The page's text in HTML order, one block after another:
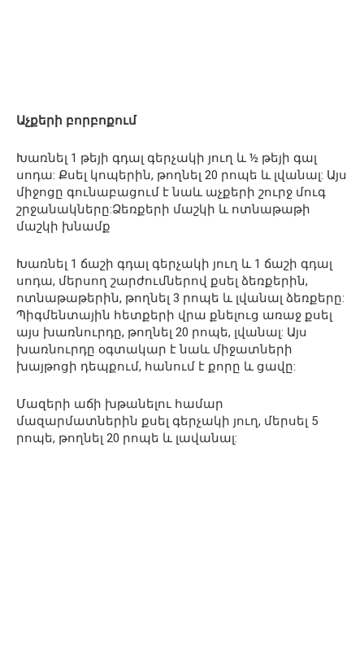
Աչքերի բորբոքում
Խառնել 1 թեյի գդալ գերչակի յուղ և ½ թեյի գալ
սոդա: Քսել կոպերին, թողնել 20 րոպե և լվանալ: Այս
միջոցը գունաբացում է նաև աչքերի շուրջ մուգ
շրջանակները:Ձեռքերի մաշկի և ոտնաթաթի
մաշկի խնամք
Խառնել 1 ճաշի գդալ գերչակի յուղ և 1 ճաշի գդալ
սոդա, մերսող շարժումներով քսել ձեռքերին,
ոտնաթաթերին, թողնել 3 րոպե և լվանալ ձեռքերը:
Պիգմենտային հետքերի վրա քնելուց առաջ քսել
այս խառնուրդը, թողնել 20 րոպե, լվանալ: Այս
խառնուրդը օգտակար է նաև միջատների
խայթոցի դեպքում, հանում է քորը և ցավը:
Մազերի աճի խթանելու համար
մազարմատներին քսել գերչակի յուղ, մերսել 5
րոպե, թողնել 20 րոպե և լավանալ: